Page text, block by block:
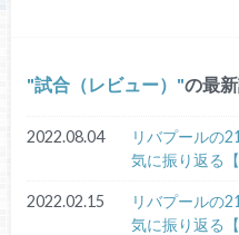
試合（レビュー） の最
2022.08.04
リバプールの
気に振り返る
2022.02.15
リバプールの
気に振り返る